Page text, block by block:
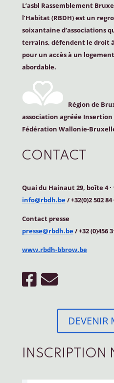
L’asbl Rassemblement
l’Habitat (RBDH) est un
soixantaine d’associations
terrains, défendent le droit
pour un accès à un
abordable.
Région de
association agréée
Fédération Wallonie-
CONTACT
Quai du Hainaut 29, boîte 4·
info@rbdh.be/ +32(0)2 502 84
Contact presse
presse@rbdh.be/ +32 (0)456
www.rbdh-bbrow.be
DEVENIR
INSCRIPTION